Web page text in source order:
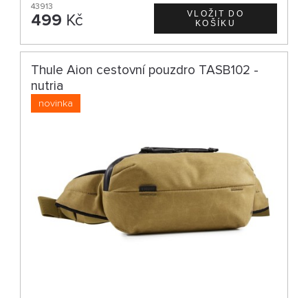
43913
499 Kč
Thule Aion cestovní pouzdro TASB102 -
nutria
novinka